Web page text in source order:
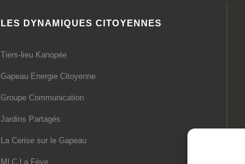
LES DYNAMIQUES CITOYENNES
Tiers-lieu Kanopée
Gapeau Energie Citoyenne
Groupe Communication
Jardins Partagés
La Cerise sur le Gapeau
MLC La Fève